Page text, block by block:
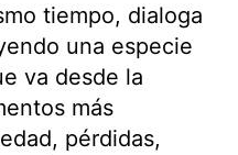
tiempo, dialoga
una especie
va desde la
más
pérdidas,